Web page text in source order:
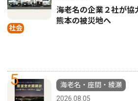
社会
海老名の企業２社が協
熊本の被災地へ
5
海老名・座間・綾瀬
2026.08.05